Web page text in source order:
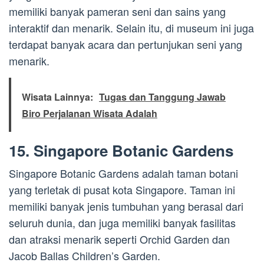
memiliki banyak pameran seni dan sains yang
interaktif dan menarik. Selain itu, di museum ini juga
terdapat banyak acara dan pertunjukan seni yang
menarik.
Wisata Lainnya: Tugas dan Tanggung Jawab
Biro Perjalanan Wisata Adalah
15. Singapore Botanic Gardens
Singapore Botanic Gardens adalah taman botani
yang terletak di pusat kota Singapore. Taman ini
memiliki banyak jenis tumbuhan yang berasal dari
seluruh dunia, dan juga memiliki banyak fasilitas
dan atraksi menarik seperti Orchid Garden dan
Jacob Ballas Children’s Garden.